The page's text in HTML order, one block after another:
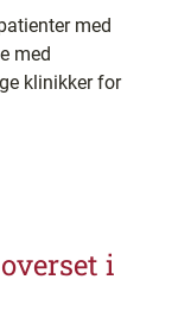
med
med
klinikker for
i